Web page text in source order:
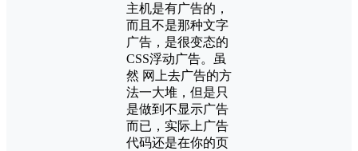
主机是有广告的，
而且不是那种文字
广告，是很变态的
CSS浮动广告。虽
然 网上去广告的方
法一大堆，但是只
是做到不显示广告
而已，实际上广告
代码还是在你的页